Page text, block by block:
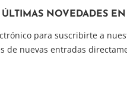
ÚLTIMAS NOVEDADES
para suscribirte a
de nuevas entradas